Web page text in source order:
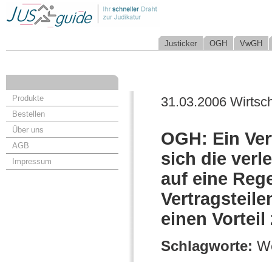
Justicker OGH VwGH
Produkte
Bestellen
Über uns
AGB
Impressum
31.03.2006
OGH: Ein
sich die
auf eine
einen Vorteil
Schlagworte: